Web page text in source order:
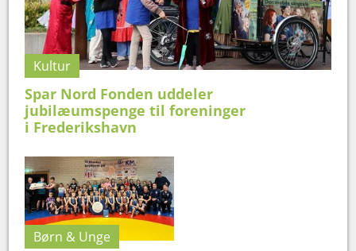
Kultur
Spar Nord Fonden uddeler
jubilæumspenge til foreninger
i Frederikshavn
Børn & Unge